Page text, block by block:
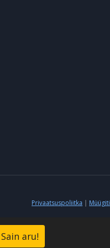
Privaatsuspoliitka |
Sain aru!